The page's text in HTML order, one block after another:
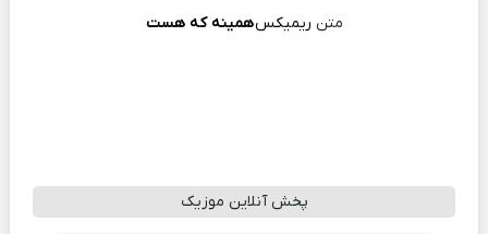
متن ریمیکسهمینه که هست
پخش آنلاین موزیک